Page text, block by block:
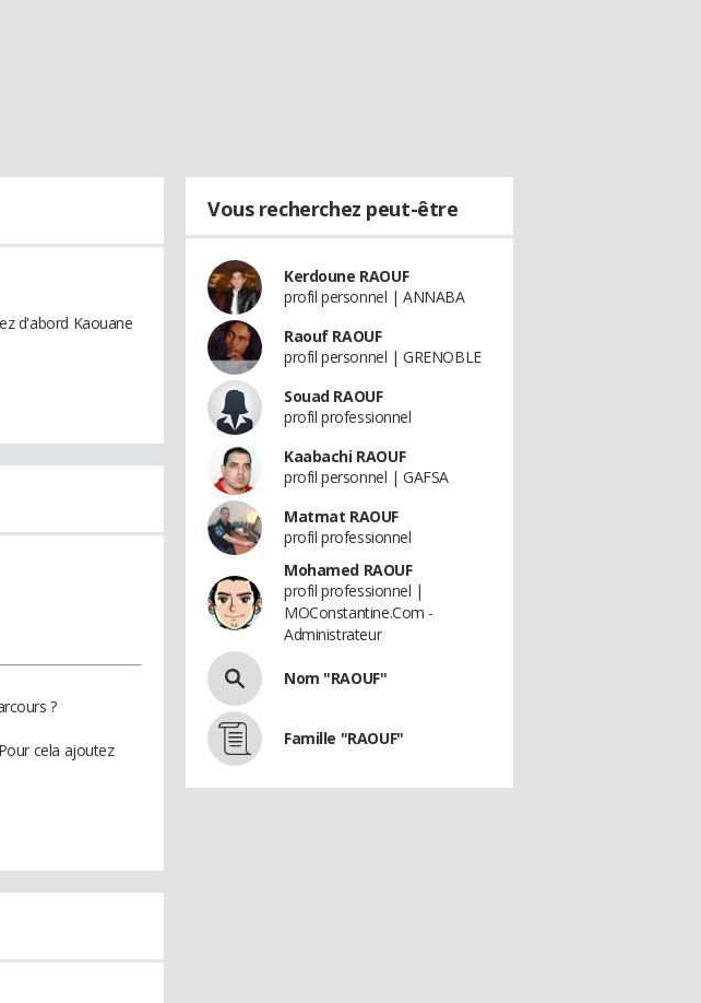
d'abord Kaouane
?
cela ajoutez
Vous recherchez peut-être
Kerdoune RAOUF
profil personnel | ANNABA
Raouf RAOUF
profil personnel | GRENOBLE
Souad RAOUF
profil professionnel
Kaabachi RAOUF
profil personnel | GAFSA
Matmat RAOUF
profil professionnel
Mohamed RAOUF
profil professionnel |
MOConstantine.Com -
Administrateur
Nom "RAOUF"
Famille "RAOUF"